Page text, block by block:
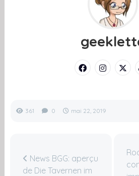
361 0 mai 22, 2019
News BGG: aperçu
de Die Tavernen im